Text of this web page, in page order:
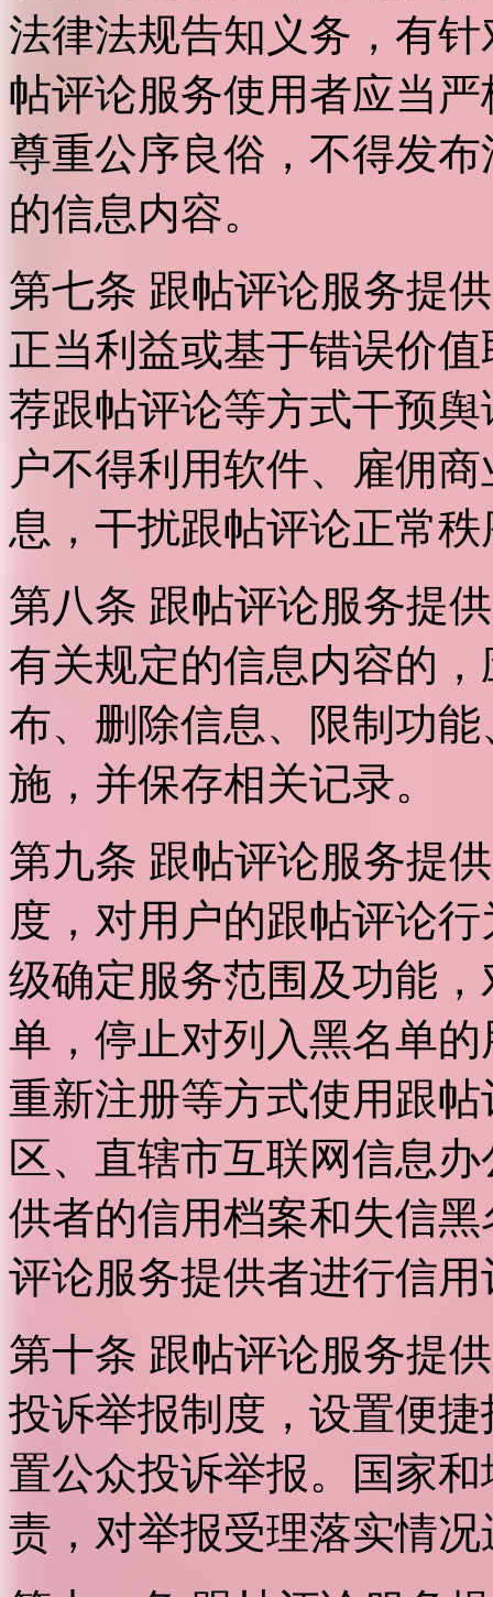
法律法规告知义务，有
帖评论服务使用者应当
尊重公序良俗，不得发
的信息内容。
第七条 跟帖评论服务提
正当利益或基于错误价
荐跟帖评论等方式干预
户不得利用软件、雇佣
息，干扰跟帖评论正常
第八条 跟帖评论服务提
有关规定的信息内容的
布、删除信息、限制功
施，并保存相关记录。
第九条 跟帖评论服务提
度，对用户的跟帖评论
级确定服务范围及功能
单，停止对列入黑名单
重新注册等方式使用跟
区、直辖市互联网信息
供者的信用档案和失信
评论服务提供者进行信用
第十条 跟帖评论服务提
投诉举报制度，设置便
置公众投诉举报。国家
责，对举报受理落实情